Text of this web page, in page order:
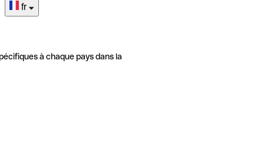
fr
à chaque pays dans la